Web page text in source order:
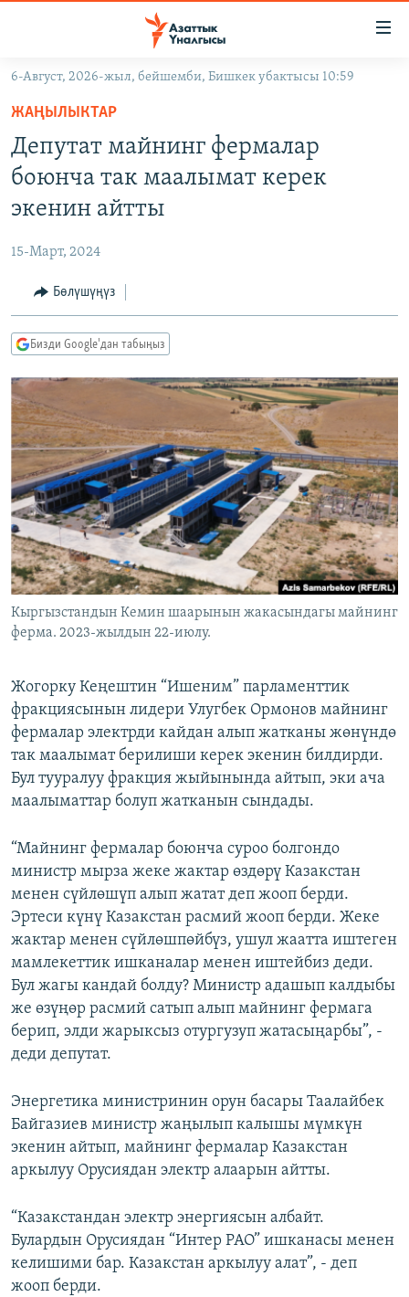
Навигацияга
өтүңүз
Издөөгө
салыңызКЫРГЫЗСТАН
МАДАНИЯТ
ДҮЙНӨ
ТВ ПРОГРАММАЛАР
БҮГҮН АЗАТТЫКТА
ЭЖЕ-СИҢДИЛЕР
АЗАТТЫК+
ЫҢГАЙСЫЗ СУРООЛОР
ПОДКАСТ
Русский
ОНЛАЙН ШЕРИНЕ
ЭЕ/АРнун бардык сайттары
6-Август, 2026-жыл, бейшемби, Бишкек убактысы 10:59
ЖАҢЫЛЫКТАР
Депутат майнинг фермалар
боюнча так маалымат керек
экенин айтты
15-Март, 2024
Бөлүшүңүз
Бизди Google'дан табыңыз
Кыргызстандын Кемин шаарынын жакасындагы майнинг
ферма. 2023-жылдын 22-июлу.
Жогорку Кеңештин “Ишеним” парламенттик
фракциясынын лидери Улугбек Ормонов майнинг
фермалар электрди кайдан алып жатканы жөнүндө
так маалымат берилиши керек экенин билдирди.
Бул тууралуу фракция жыйынында айтып, эки ача
маалыматтар болуп жатканын сындады.
“Майнинг фермалар боюнча суроо болгондо
министр мырза жеке жактар өздөрү Казакстан
менен сүйлөшүп алып жатат деп жооп берди.
Эртеси күнү Казакстан расмий жооп берди. Жеке
жактар менен сүйлөшпөйбүз, ушул жаатта иштеген
мамлекеттик ишканалар менен иштейбиз деди.
Бул жагы кандай болду? Министр адашып калдыбы
же өзүңөр расмий сатып алып майнинг фермага
берип, элди жарыксыз отургузуп жатасыңарбы”, -
деди депутат.
Энергетика министринин орун басары Таалайбек
Байгазиев министр жаңылып калышы мүмкүн
экенин айтып, майнинг фермалар Казакстан
аркылуу Орусиядан электр алаарын айтты.
“Казакстандан электр энергиясын албайт.
Булардын Орусиядан “Интер РАО” ишканасы менен
келишими бар. Казакстан аркылуу алат”, - деп
жооп берди.